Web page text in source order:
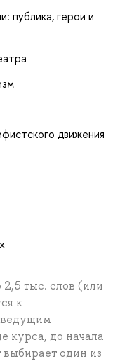
публика, герои и
движения
тыс. слов (или
к
ведущим
курса, до начала
один из